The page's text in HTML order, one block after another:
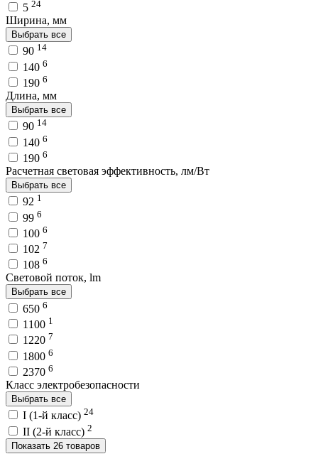
5 24
Ширина, мм
Выбрать все
90 14
140 6
190 6
Длина, мм
Выбрать все
90 14
140 6
190 6
Расчетная световая эффективность, лм/Вт
Выбрать все
92 1
99 6
100 6
102 7
108 6
Световой поток, lm
Выбрать все
650 6
1100 1
1220 7
1800 6
2370 6
Класс электробезопасности
Выбрать все
I (1-й класс) 24
II (2-й класс) 2
Показать 26 товаров